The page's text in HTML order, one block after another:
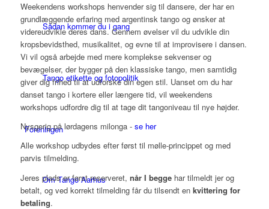
Sådan kommer du i gang
Tango etikette og fotopolitik
Foreningen
Om Tango Aarhus
Weekendens workshops henvender sig til dansere, der har en
grundlæggende erfaring med argentinsk tango og ønsker at
videreudvikle deres dans. Gennem øvelser vil du udvikle din
kropsbevidsthed, musikalitet, og evne til at improvisere i dansen.
Vi vil også arbejde med mere komplekse sekvenser og
bevægelser, der bygger på den klassiske tango, men samtidig
giver dig frihed til at udforske din egen stil. Uanset om du har
danset tango i kortere eller længere tid, vil weekendens
workshops udfordre dig til at tage dit tangoniveau til nye højder.
Nysgerig på lørdagens milonga - se her
Alle workshop udbydes efter først til mølle-princippet og med
parvis tilmelding.
Jeres plads er først reserveret, når I beggehar tilmeldt jer og
betalt, og ved korrekt tilmelding får du tilsendt en kvittering for
betaling.